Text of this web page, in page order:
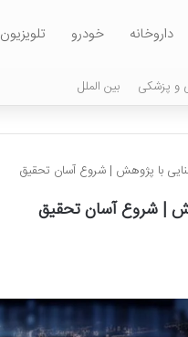
داروخانه خودرو تلویزیون
و پزشکی بین الملل
با پژوهش | شروع آسان تحقیق
| شروع آسان تحقیق